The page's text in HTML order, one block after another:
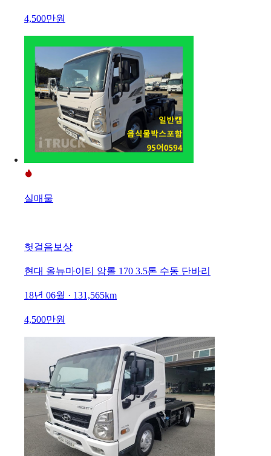
4,500만원
실매물
헛걸음보상
현대 올뉴마이티 암롤 170 3.5톤 수동 단바리
18년 06월 · 131,565km
4,500만원